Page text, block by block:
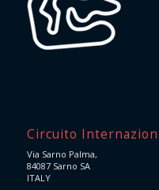
Circuito
Via Sarno Palma,
84087 Sarno SA
ITALY